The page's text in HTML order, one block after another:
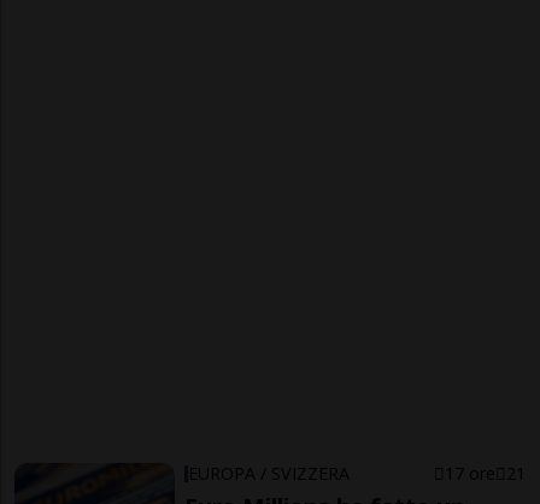
EUROPA / SVIZZERA 17 ore 21